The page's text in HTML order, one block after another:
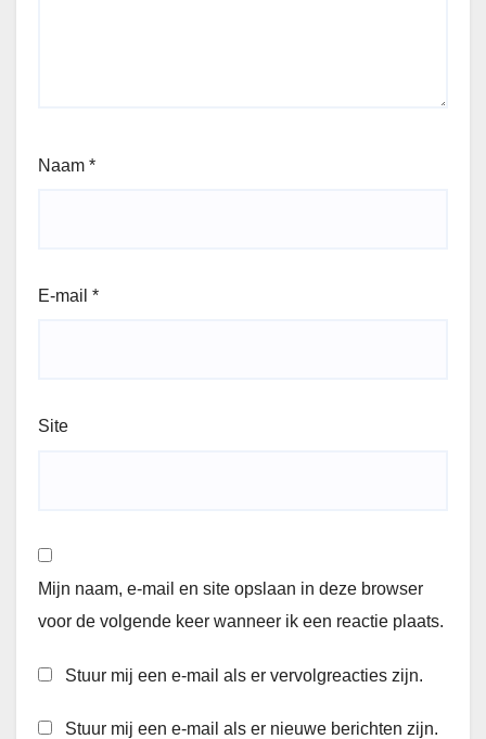
Naam *
E-mail *
Site
Mijn naam, e-mail en site opslaan in deze browser
voor de volgende keer wanneer ik een reactie plaats.
Stuur mij een e-mail als er vervolgreacties zijn.
Stuur mij een e-mail als er nieuwe berichten zijn.